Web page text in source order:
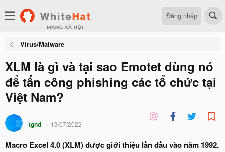
Đăng nhập
Virus/Malware
XLM là gì và tại sao Emotet dùng nó
để tấn công phishing các tổ chức tại
Việt Nam?
tgnd 13/07/2022
Macro Excel 4.0 (XLM) được giới thiệu lần đầu vào năm 1992,